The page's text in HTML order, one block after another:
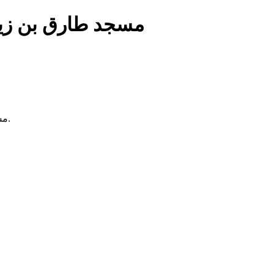
مسجد طارق بن
مسجد طارق بن زياد يقع في بلدية وادي الكبريت بالجزائر، ويُقام فيه الصلوات الخمس والجمعة. لا تتوفر معلومات إضافية عن تاريخه أو خدماته.